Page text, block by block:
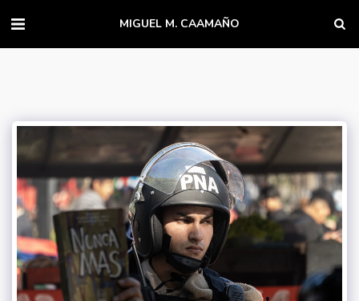
MIGUEL M. CAAMAÑO